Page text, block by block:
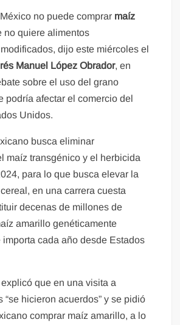
no puede comprar maíz
no quiere alimentos
dijo este miércoles el
Manuel López Obrador, en
sobre el uso del grano
podría afectar el comercio del
Unidos.
busca eliminar
maíz transgénico y el herbicida
para lo que busca elevar la
en una carrera cuesta
decenas de millones de
amarillo genéticamente
importa cada año desde Estados
que en una visita a
“se hicieron acuerdos” y se pidió
comprar maíz amarillo, a lo